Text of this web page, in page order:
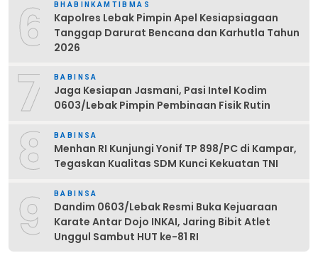
6 BHABINKAMTIBMAS
Kapolres Lebak Pimpin Apel Kesiapsiagaan
Tanggap Darurat Bencana dan Karhutla Tahun
2026
7 BABINSA
Jaga Kesiapan Jasmani, Pasi Intel Kodim
0603/Lebak Pimpin Pembinaan Fisik Rutin
8 BABINSA
Menhan RI Kunjungi Yonif TP 898/PC di Kampar,
Tegaskan Kualitas SDM Kunci Kekuatan TNI
9 BABINSA
Dandim 0603/Lebak Resmi Buka Kejuaraan
Karate Antar Dojo INKAI, Jaring Bibit Atlet
Unggul Sambut HUT ke-81 RI